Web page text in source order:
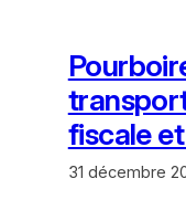
fiscale
31 décembre